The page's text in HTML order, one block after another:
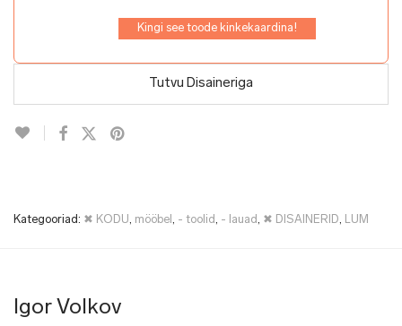
Kingi see toode kinkekaardina!
Tutvu Disaineriga
Kategooriad: ✖ KODU, mööbel , - toolid, - lauad, ✖ DISAINERID, LUM
Igor Volkov